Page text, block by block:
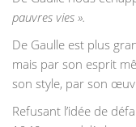
pauvres vies ».
De Gaulle est plus
mais par son esprit
son style, par son
Refusant l’idée de